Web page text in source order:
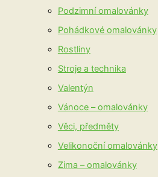
Podzimní omalovánky
Pohádkové omalovánky
Rostliny
Stroje a technika
Valentýn
Vánoce – omalovánky
Věci, předměty
Velikonoční omalovánky
Zima – omalovánky